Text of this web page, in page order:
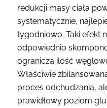
redukcji masy ciała
systematycznie,
tygodniowo. Taki efekt
odpowiednio
ogranicza ilość
Właściwie
proces odchudzania,
prawidłowy poziom